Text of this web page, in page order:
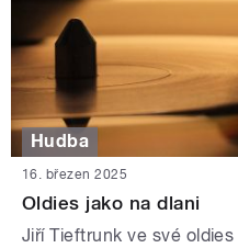
Hudba
16. březen 2025
Oldies jako na dlani
Jiří Tieftrunk ve své